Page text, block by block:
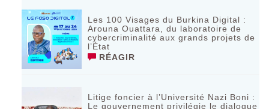
Les 100 Visages du Burkina Digital :
Arouna Ouattara, du laboratoire de
cybercriminalité aux grands projets de
l’État
RÉAGIR
Litige foncier à l’Université Nazi Boni :
Le gouvernement privilégie le dialogue